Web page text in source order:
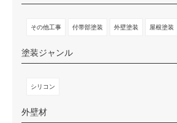
その他工事 付帯部塗装 外壁塗装 屋根塗装
塗装ジャンル
シリコン
外壁材